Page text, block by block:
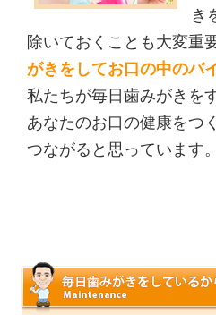
き
除いておくことも大変重
がきをしてお口の中のバ
私たちが毎日歯みがきを
あなたのお口の健康をつ
つながると思っています